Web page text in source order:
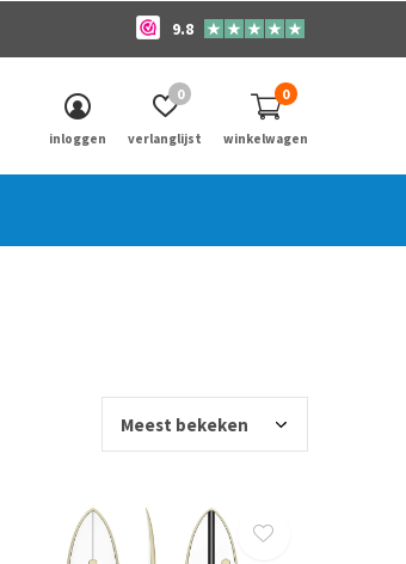
inloggen verlanglijst
0
winkelwagen
0
9.8